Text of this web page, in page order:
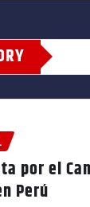
por el
Perú